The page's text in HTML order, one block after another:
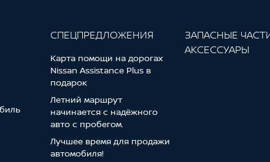
СПЕЦПРЕДЛОЖЕНИЯ
Карта помощи на дорогах
Nissan Assistance Plus в
подарок
Летний маршрут
начинается с надёжного
авто с пробегом.
Лучшее время для продажи
автомобиля!
ЗАПАСНЫЕ
АКСЕССУАРЫ